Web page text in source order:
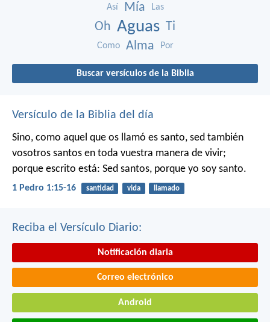
Así Mía Las
Oh Aguas Ti
Como Alma Por
Buscar versículos de la Biblia
Versículo de la Biblia del día
Sino, como aquel que os llamó es santo, sed también
vosotros santos en toda vuestra manera de vivir;
porque escrito está: Sed santos, porque yo soy santo.
1 Pedro 1:15-16 santidad vida llamado
Reciba el Versículo Diario:
Notificación diaria
Correo electrónico
Android